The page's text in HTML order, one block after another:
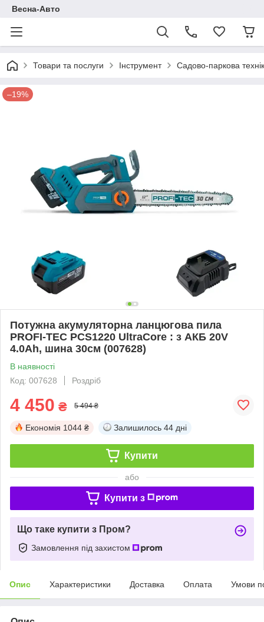
Весна-Авто
Товари та послуги Інструмент Садово-паркова
–19%
Потужна акумуляторна ланцюгова пила
PROFI-TEC PCS1220 UltraCore : з АКБ 20V
4.0Аh, шина 30см (007628)
В наявності
Код: 007628
Роздріб
4 450 ₴ 5 494 ₴
Економія 1044 ₴ Залишилось 44 дні
Купити
або
Купити з
Що таке купити з Пром?
Замовлення під захистом
Опис Характеристики Доставка Оплата Умови